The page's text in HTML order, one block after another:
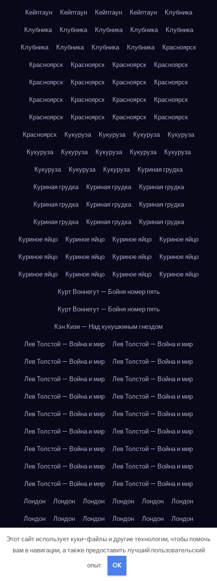
Кейптаун
Кейптаун Кейптаун Кейптаун
Клубника
Клубника
Клубника Клубника Клубника
Клубника
Клубника
Клубника Клубника Клубника
Красноярск
Красноярск
Красноярск Красноярск
Красноярск
Красноярск
Красноярск Красноярск
Красноярск
Красноярск
Красноярск Красноярск
Красноярск
Красноярск
Красноярск Красноярск
Красноярск
Красноярск
Кукуруза Кукуруза Кукуруза
Кукуруза
Кукуруза
Кукуруза Кукуруза Кукуруза
Кукуруза
Кукуруза
Кукуруза Кукуруза
Куриная грудка
Куриная грудка
Куриная грудка
Куриная грудка
Куриная грудка
Куриная грудка
Куриная грудка
Куриная грудка
Куриная грудка
Куриная грудка
Куриное яйцо
Куриное яйцо Куриное яйцо
Куриное яйцо
Куриное яйцо
Куриное яйцо Куриное яйцо
Куриное яйцо
Куриное яйцо
Куриное яйцо Куриное яйцо
Куриное яйцо
Курт Воннегут — Бойня номер пять
Курт Воннегут — Бойня номер пять
Кэн Кизи — Над кукушкиным гнездом
Лев Толстой — Война и мир
Лев Толстой — Война и мир
Лев Толстой — Война и мир
Лев Толстой — Война и мир
Лев Толстой — Война и мир
Лев Толстой — Война и мир
Лев Толстой — Война и мир
Лев Толстой — Война и мир
Лев Толстой — Война и мир
Лев Толстой — Война и мир
Лев Толстой — Война и мир
Лев Толстой — Война и мир
Лев Толстой — Война и мир
Лев Толстой — Война и мир
Лев Толстой — Война и мир
Лев Толстой — Война и мир
Лев Толстой — Война и мир
Лев Толстой — Война и мир
Лондон
Лондон Лондон Лондон Лондон
Лондон
Лондон
Лондон Лондон Лондон Лондон
Лондон
Лондон
Лондон Лондон Лондон Лондон
Лондон
Лондон
Лондон Лондон Лондон
Лос-Анджелес
Этот сайт использует куки-файлы и другие технологии, чтобы помочь
вам в навигации, а также предоставить лучший пользовательский
опыт.
OK